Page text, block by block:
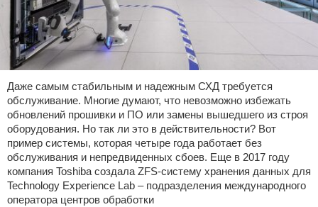
Даже самым стабильным и надежным СХД требуется
обслуживание. Многие думают, что невозможно избежать
обновлений прошивки и ПО или замены вышедшего из строя
оборудования. Но так ли это в действительности? Вот
пример системы, которая четыре года работает без
обслуживания и непредвиденных сбоев. Еще в 2017 году
компания Toshiba создала ZFS-систему хранения данных для
Technology Experience Lab – подразделения международного
оператора центров обработки